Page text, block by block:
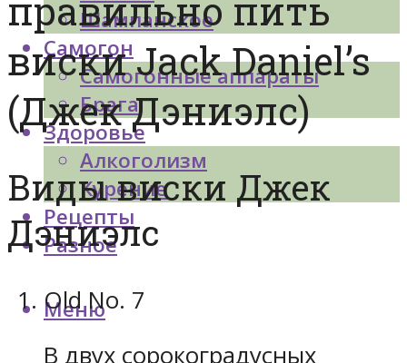
Шампанское
Самогон
Самогонные аппараты
Брага
Здоровье
Алкоголизм
Курение
Рецепты
Разное
Меню
правильно пить
виски Jack Daniel’s
(Джек Дэниэлс)
Виды виски Джек
Дэниэлс
Old No. 7
В двух сорокоградусных